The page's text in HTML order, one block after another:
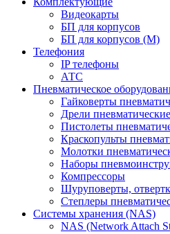
Видеокарты
БП для корпусов
БП для корпусов (М)
Телефония
IP телефоны
АТС
Пневматическое
Гайковерты
Дрели пневматические
Пистолеты
Краскопульты
Молотки
Наборы
Компрессоры
Шуруповерты,
Степлеры
Cистемы хранения (NAS)
NAS (Network Attach